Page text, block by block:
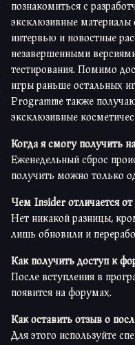
познакомиться с
эксклюзивные материалы
интервью и новостные
незавершенными
тестирования. Помимо
игры раньше остальных
Programme также
эксклюзивные
Когда я смогу получить
Еженедельный сброс
получить можно только
Чем Insider отличается от
Нет никакой разницы,
лишь обновили и
Как получить доступ к
После вступления в
появится на форумах.
Как оставить отзыв о
Для этого используйте